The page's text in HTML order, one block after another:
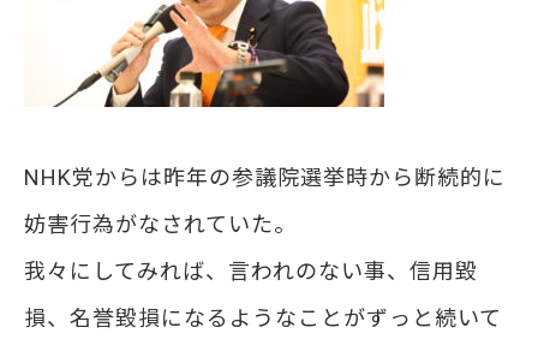
NHK党からは昨年の参議院選挙時から断続的に
妨害行為がなされていた。
我々にしてみれば、言われのない事、信用毀
損、名誉毀損になるようなことがずっと続いて